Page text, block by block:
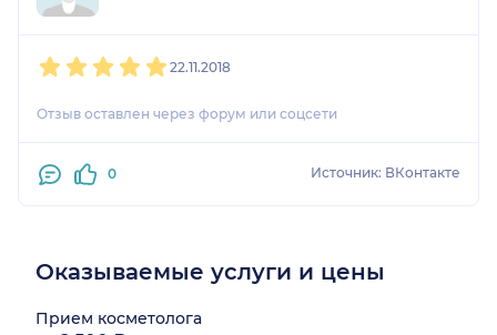
22.11.2018
Отзыв оставлен через форум или соцсети
0 Источник: ВКонтакте
Оказываемые услуги и цены
Прием косметолога